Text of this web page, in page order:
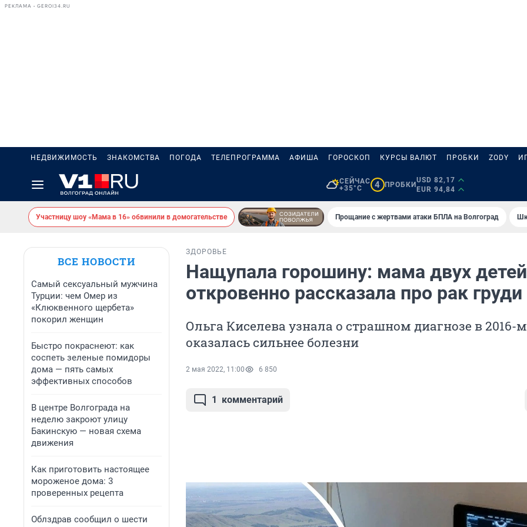
РЕКЛАМА • GEROI34.RU
НЕДВИЖИМОСТЬ ЗНАКОМСТВА ПОГОДА ТЕЛЕПРОГРАММА АФИША ГОРОСКОП КУРСЫ ВАЛЮТ ПРОБКИ ZODY
СЕЙЧАС
+35°C
4 ПРОБКИ
USD 82,17
EUR 94,84
Участницу шоу «Мама в 16» обвинили в домогательстве Прощание с жертвами атаки БПЛА на Волгоград
ВСЕ НОВОСТИ
Самый сексуальный мужчина
Турции: чем Омер из
«Клюквенного щербета»
покорил женщин
Быстро покраснеют: как
соспеть зеленые помидоры
дома — пять самых
эффективных способов
В центре Волгограда на
неделю закроют улицу
Бакинскую — новая схема
движения
Как приготовить настоящее
мороженое дома: 3
проверенных рецепта
Облздрав сообщил о шести
ЗДОРОВЬЕ
Нащупала горошину: мама двух детей
откровенно рассказала про рак груди
Ольга Киселева узнала о страшном диагнозе в 2016-
оказалась сильнее болезни
2 мая 2022, 11:00 6 850
1 комментарий